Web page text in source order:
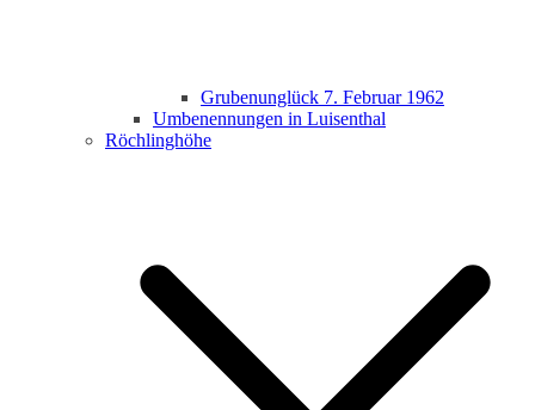
Grubenunglück 7. Februar 1962
Umbenennungen in Luisenthal
Röchlinghöhe